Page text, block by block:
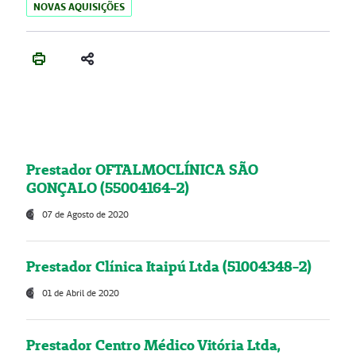
NOVAS AQUISIÇÕES
Prestador OFTALMOCLÍNICA SÃO
GONÇALO (55004164-2)
07 de Agosto de 2020
Prestador Clínica Itaipú Ltda (51004348-2)
01 de Abril de 2020
Prestador Centro Médico Vitória Ltda,